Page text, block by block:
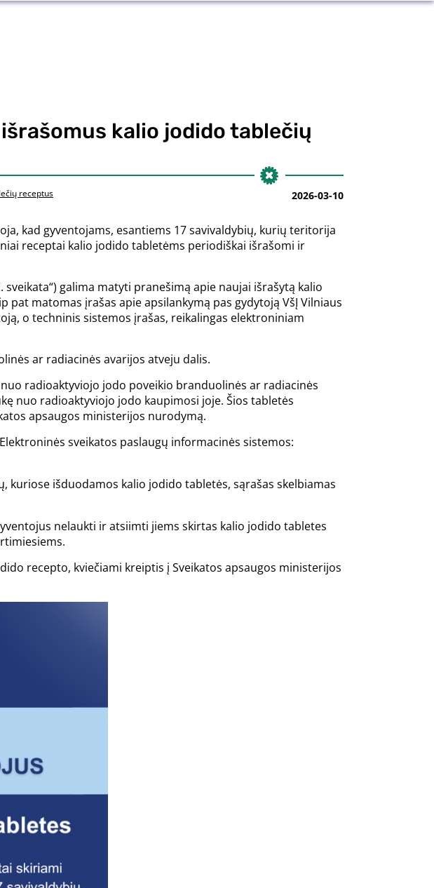
kalio jodido tablečių
receptus 2026-03-10
kad gyventojams, esantiems 17 savivaldybių, kurių teritorija
receptai kalio jodido tabletėms periodiškai išrašomi ir
galima matyti pranešimą apie naujai išrašytą kalio
matomas įrašas apie apsilankymą pas gydytoją VšĮ Vilniaus
o techninis sistemos įrašas, reikalingas elektroniniam
ar radiacinės avarijos atveju dalis.
radioaktyviojo jodo poveikio branduolinės ar radiacinės
nuo radioaktyviojo jodo kaupimosi joje. Šios tabletės
apsaugos ministerijos nurodymą.
sveikatos paslaugų informacinės sistemos:
išduodamos kalio jodido tabletės, sąrašas skelbiamas
nelaukti ir atsiimti jiems skirtas kalio jodido tabletes
recepto, kviečiami kreiptis į Sveikatos apsaugos ministerijos